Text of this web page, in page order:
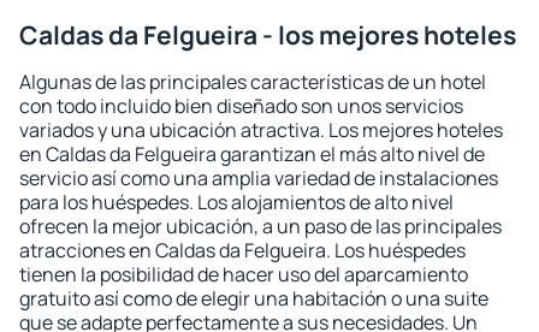
Caldas da Felgueira - los mejores hoteles
Algunas de las principales características de un hotel
con todo incluido bien diseñado son unos servicios
variados y una ubicación atractiva. Los mejores hoteles
en Caldas da Felgueira garantizan el más alto nivel de
servicio así como una amplia variedad de instalaciones
para los huéspedes. Los alojamientos de alto nivel
ofrecen la mejor ubicación, a un paso de las principales
atracciones en Caldas da Felgueira. Los huéspedes
tienen la posibilidad de hacer uso del aparcamiento
gratuito así como de elegir una habitación o una suite
que se adapte perfectamente a sus necesidades. Un